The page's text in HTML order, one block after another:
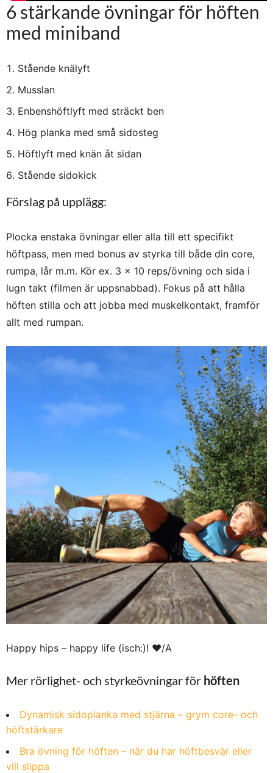
6 stärkande övningar för höften
med miniband
Stående knälyft
Musslan
Enbenshöftlyft med sträckt ben
Hög planka med små sidosteg
Höftlyft med knän åt sidan
Stående sidokick
Förslag på upplägg:
Plocka enstaka övningar eller alla till ett specifikt
höftpass, men med bonus av styrka till både din core,
rumpa, lår m.m. Kör ex. 3 x 10 reps/övning och sida i
lugn takt (filmen är uppsnabbad). Fokus på att hålla
höften stilla och att jobba med muskelkontakt, framför
allt med rumpan.
Happy hips – happy life (isch:)! ❤︎/A
Mer rörlighet- och styrkeövningar för höften
Dynamisk sidoplanka med stjärna – grym core- och
höftstärkare
Bra övning för höften – när du har höftbesvär eller
vill slippa